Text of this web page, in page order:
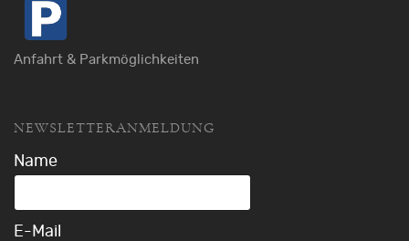
Anfahrt & Parkmöglichkeiten
NEWSLETTERANMELDUNG
Name
E-Mail